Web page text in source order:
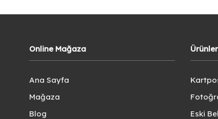
Online Mağaza
Ana Sayfa
Mağaza
Blog
Eski